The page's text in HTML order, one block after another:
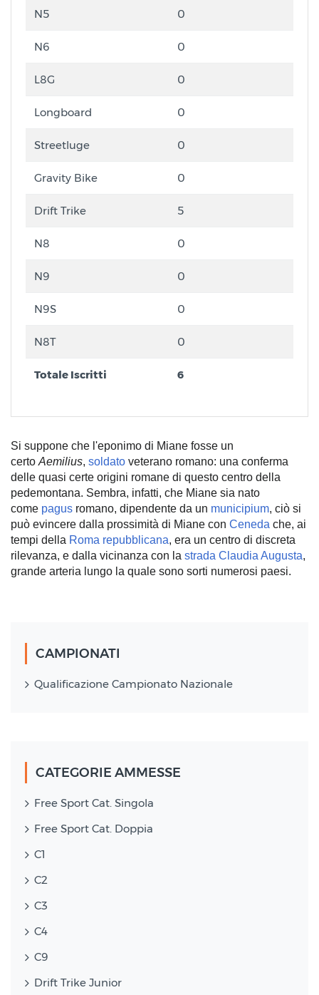
N5 0
N6 0
L8G 0
Longboard 0
Streetluge 0
Gravity Bike 0
Drift Trike 5
N8 0
N9 0
N9S 0
N8T 0
Totale Iscritti 6
Si suppone che l'eponimo di Miane fosse un
certo Aemilius, soldato veterano romano: una conferma
delle quasi certe origini romane di questo centro della
pedemontana. Sembra, infatti, che Miane sia nato
come pagus romano, dipendente da un municipium, ciò si
può evincere dalla prossimità di Miane con Ceneda che, ai
tempi della Roma repubblicana, era un centro di discreta
rilevanza, e dalla vicinanza con la strada Claudia Augusta,
grande arteria lungo la quale sono sorti numerosi paesi.
CAMPIONATI
Qualificazione Campionato Nazionale
CATEGORIE AMMESSE
Free Sport Cat. Singola
Free Sport Cat. Doppia
C1
C2
C3
C4
C9
Drift Trike Junior